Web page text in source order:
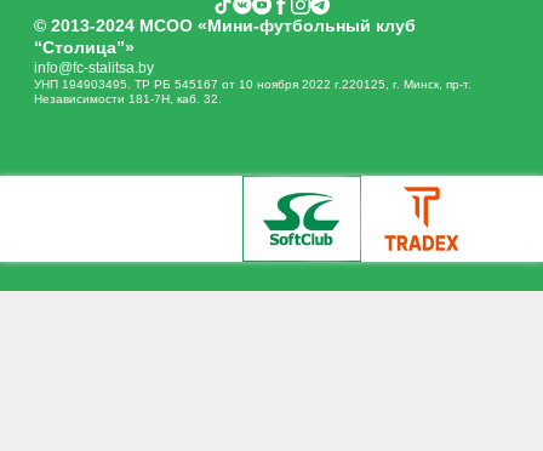
© 2013-2024 МСОО «Мини-футбольный клуб
“Столица”»
info@fc-stalitsa.by
УНП 194903495. ТР РБ 545167 от 10 ноября 2022 г.220125, г. Минск, пр-т.
Независимости 181-7Н, каб. 32.